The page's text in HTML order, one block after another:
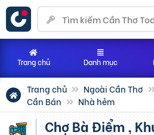
Trang chủ Ngoài Cần Thơ
Cần Bán
Nhà hẻm
Chợ Bà Điểm , Khu Vực Trung
Trang chủ Danh mục